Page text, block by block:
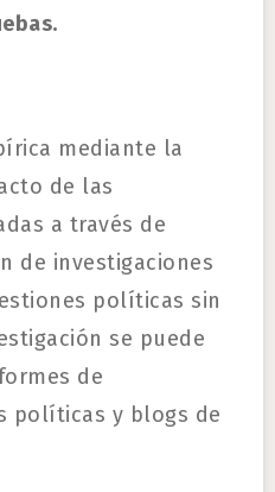
mediante la
de las
a través de
de investigaciones
políticas sin
se puede
de
políticas y blogs de